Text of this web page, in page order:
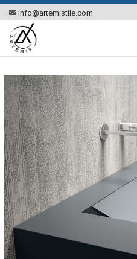
info@artemistile.com